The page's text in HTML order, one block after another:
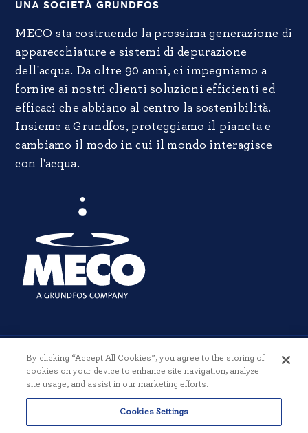
UNA SOCIETÀ GRUNDFOS
MECO sta costruendo la prossima generazione di
apparecchiature e sistemi di depurazione
dell'acqua. Da oltre 90 anni, ci impegniamo a
fornire ai nostri clienti soluzioni efficienti ed
efficaci che abbiano al centro la sostenibilità.
Insieme a Grundfos, proteggiamo il pianeta e
cambiamo il modo in cui il mondo interagisce
con l'acqua.
© 2026 MECO INCORPORATED. TUTTI I DIRITTI RISERVATI. |
TERMINI
INFORMATIVA SULLA PRIVACY
THREESIXTYEIGHT
By clicking “Accept All Cookies”, you agree to the storing of
cookies on your device to enhance site navigation, analyze
site usage, and assist in our marketing efforts.
Cookies Settings